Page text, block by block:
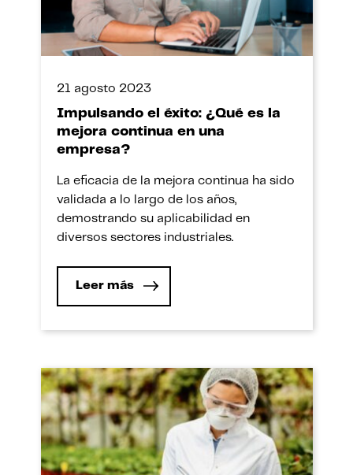
21 agosto 2023
Impulsando el éxito: ¿Qué es la
mejora continua en una
empresa?
La eficacia de la mejora continua ha sido
validada a lo largo de los años,
demostrando su aplicabilidad en
diversos sectores industriales.
Leer más